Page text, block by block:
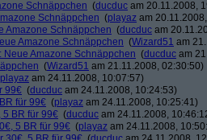
Schnäppchen (ducduc am 20.11.2008,
Schnäppchen (playaz am
Amazone Schnäppchen (ducduc am
Amazone Schnäppchen (Wizard51 am
Neue Amazone Schnäppchen (ducduc am
(Wizard51 am 21.11.2008, 02:30:50)
playaz am 24.11.2008, 10:07:57)
99€ (ducduc am 24.11.2008, 10:24:53)
für 99€ (playaz am 24.11.2008, 10:25:41)
5 BR für 99€ (ducduc am 24.11.2008,
5 BR für 99€ (playaz am 24.11.2008,